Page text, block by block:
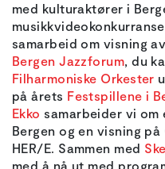
med kulturaktører i
samarbeid om visning av
Bergen Jazzforum, du
Filharmoniske Orkester
på årets Festspillene i
Ekko samarbeider vi om
Bergen og en visning
HER/E. Sammen med
med å nå ut med